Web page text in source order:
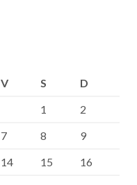
V S
D
1
2
7 8
9
14 15
16